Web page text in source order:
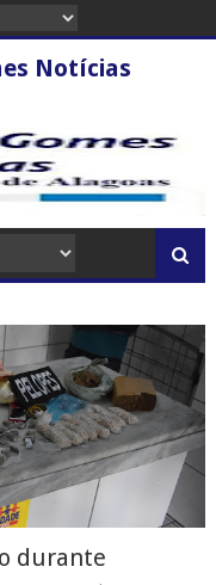
Notícias
durante